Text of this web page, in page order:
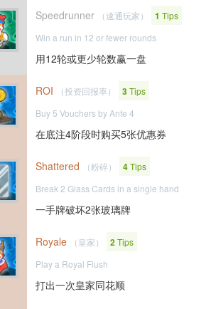
Speedrunner （速通玩家） 1 Tips
Win a run in 12 or fewer rounds
用12轮或更少轮数赢一盘
ROI （投资回报率） 3Tips
Buy 5 Vouchers by Ante 4
在底注4阶段时购买5张优惠券
Shattered （粉碎） 4Tips
Break 2 Glass Cards in a single hand
一手牌破坏2张玻璃牌
Royale （皇家） 2Tips
Play a Royal Flush
打出一次皇家同花顺